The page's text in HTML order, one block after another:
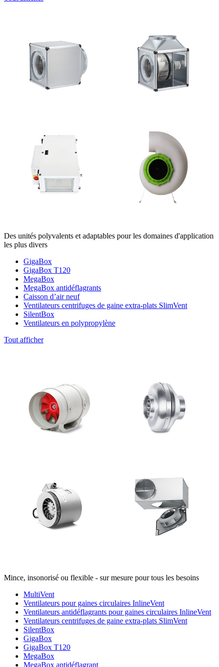
Des unités polyvalents et adaptables pour les domaines d'application
les plus divers
GigaBox
GigaBox T120
MegaBox
MegaBox antidéflagrants
Caisson d’air neuf
Ventilateurs centrifuges de gaine extra-plats SlimVent
SilentBox
Ventilateurs en polypropylène
Tout afficher
Mince, insonorisé ou flexible - sur mesure pour tous les besoins
MultiVent
Ventilateurs pour gaines circulaires InlineVent
Ventilateurs antidéflagrants pour gaines circulaires InlineVent
Ventilateurs centrifuges de gaine extra-plats SlimVent
SilentBox
GigaBox
GigaBox T120
MegaBox
MegaBox antidéflagrant